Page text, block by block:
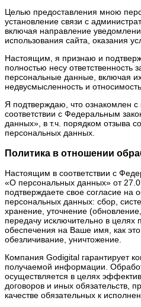
Целью предоставления мною
установление связи с
включая направление
использования сайта, оказания
Настоящим, я признаю и
полностью несу ответственность
персональные данные, включая их
недвусмысленность и
Я подтверждаю, что ознакомлен
соответствии с Федеральным
данных», в т.ч. порядком отзыва
персональных данных.
Политика в отношении
Настоящим в соответствии с
«О персональных данных» от
подтверждаете свое согласие на
персональных данных: сбор,
хранение, уточнение
передачу исключительно в целях
обеспечения на Ваше имя, как
обезличивание, уничтожение.
Компания Godigital гарантирует
получаемой информации.
осуществляется в целях
договоров и иных обязательств,
качестве обязательных к